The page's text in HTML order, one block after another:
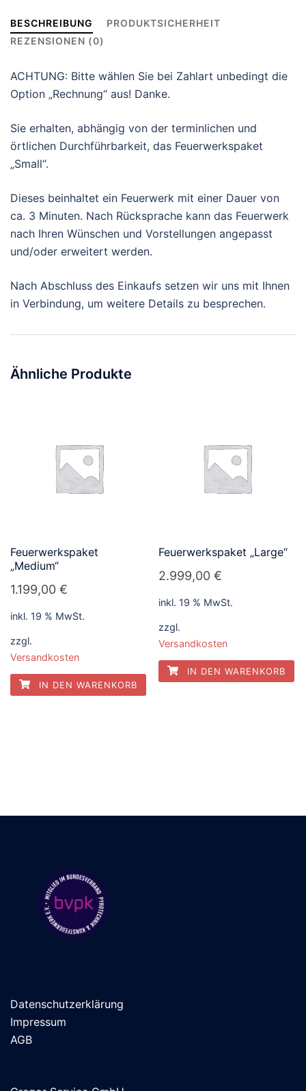
BESCHREIBUNG
PRODUKTSICHERHEIT
REZENSIONEN (0)
ACHTUNG: Bitte wählen Sie bei Zahlart unbedingt die
Option „Rechnung“ aus! Danke.
Sie erhalten, abhängig von der terminlichen und
örtlichen Durchführbarkeit, das Feuerwerkspaket
„Small“.
Dieses beinhaltet ein Feuerwerk mit einer Dauer von
ca. 3 Minuten. Nach Rücksprache kann das Feuerwerk
nach Ihren Wünschen und Vorstellungen angepasst
und/oder erweitert werden.
Nach Abschluss des Einkaufs setzen wir uns mit Ihnen
in Verbindung, um weitere Details zu besprechen.
Ähnliche Produkte
Feuerwerkspaket
„Medium“
1.199,00 €
inkl. 19 % MwSt.
zzgl.
Versandkosten
IN DEN WARENKORB
Feuerwerkspaket „Large“
2.999,00€
inkl. 19 % MwSt.
zzgl.
Versandkosten
IN DEN WARENKORB
Datenschutzerklärung
Impressum
AGB